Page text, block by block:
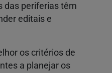
das periferias têm
editais e
os critérios de
a planejar os